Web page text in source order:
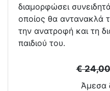
διαμορφώσει
οποίος θα αντανακλά
την ανατροφή και τη
παιδιού του.
€ 24,00
Άμεσα